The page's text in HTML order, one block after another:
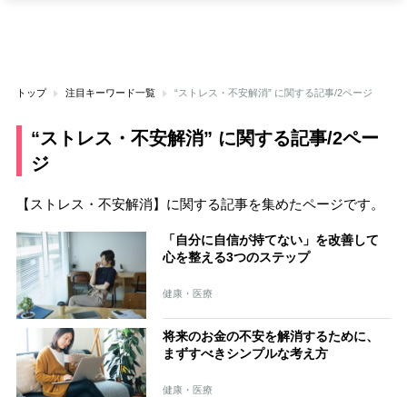
トップ 注目キーワード一覧 “ストレス・不安解消” に関する記事/2ページ
“ストレス・不安解消” に関する記事/2ペー
ジ
【ストレス・不安解消】に関する記事を集めたページです。
「自分に自信が持てない」を改善して
心を整える3つのステップ
健康・医療
将来のお金の不安を解消するために、
まずすべきシンプルな考え方
健康・医療